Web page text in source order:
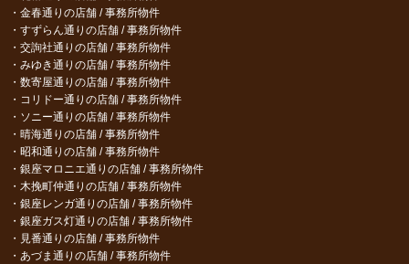
金春通りの店舗 / 事務所物件
すずらん通りの店舗 / 事務所物件
交詢社通りの店舗 / 事務所物件
みゆき通りの店舗 / 事務所物件
数寄屋通りの店舗 / 事務所物件
コリドー通りの店舗 / 事務所物件
ソニー通りの店舗 / 事務所物件
晴海通りの店舗 / 事務所物件
昭和通りの店舗 / 事務所物件
銀座マロニエ通りの店舗 / 事務所物件
木挽町仲通りの店舗 / 事務所物件
銀座レンガ通りの店舗 / 事務所物件
銀座ガス灯通りの店舗 / 事務所物件
見番通りの店舗 / 事務所物件
あづま通りの店舗 / 事務所物件